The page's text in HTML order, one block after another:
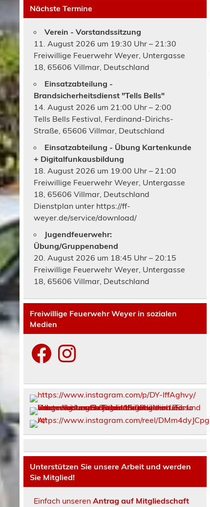
Nächste Termine
Verein - Vorstandssitzung
11. August 2026 um 19:30 Uhr – 21:30
Freiwillige Feuerwehr Weyer, Untergasse
18, 65606 Villmar, Deutschland
Einsatzabteilung -
Brandsicherheitsdienst "Tells Bells"
14. August 2026 um 21:00 Uhr – 2:00
Tells Bells Festival, Ferdinand-Dirichs-
Straße, 65606 Villmar, Deutschland
Einsatzabteilung - Übung Kartenkunde
+ Digitalfunkausbildung
18. August 2026 um 19:00 Uhr – 21:00
Freiwillige Feuerwehr Weyer, Untergasse
18, 65606 Villmar, Deutschland
Dienstplan unter https://ff-
weyer.de/service/download/
Jugendfeuerwehr:
Übung/Gruppenabend
20. August 2026 um 18:45 Uhr – 20:15
Freiwillige Feuerwehr Weyer, Untergasse
18, 65606 Villmar, Deutschland
Freiwillige Feuerwehr Weyer in sozialen
Medien
FacebookInstagram
Unterstützen Sie unsere Arbeit und werden
Sie Mitglied!
Einfach unserenAntrag auf Mitgliedschaft